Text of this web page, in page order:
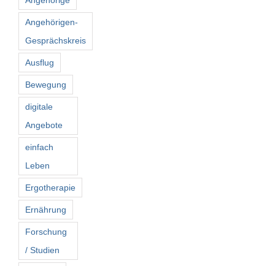
Angehörigen-
Gesprächskreis
Ausflug
Bewegung
digitale
Angebote
einfach
Leben
Ergotherapie
Ernährung
Forschung
/ Studien